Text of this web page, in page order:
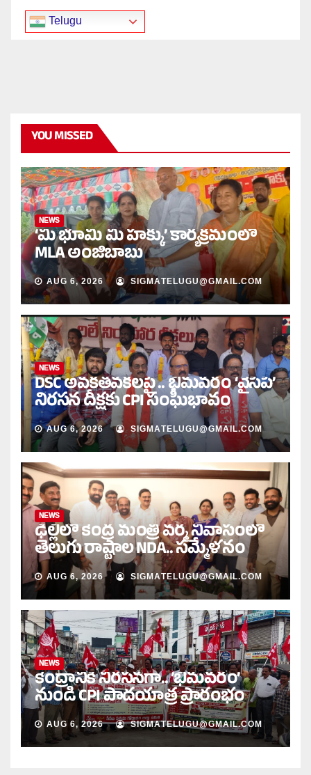
Telugu
YOU MISSED
NEWS
‘మీ భూమి మీ హక్కు’ కార్యక్రమంలో
MLA అంజిబాబు
AUG 6, 2026 SIGMATELUGU@GMAIL.COM
NEWS
DSC అవకతవకలపై .. భీమవరం ‘వైసీపీ’
నిరసన దీక్షకు CPI సంఘీభావం
AUG 6, 2026 SIGMATELUGU@GMAIL.COM
NEWS
ఢిల్లీలో కేంద్ర మంత్రి వర్మ నివాసంలో
తెలుగు రాష్ట్రాల NDA.. సమ్మేళనం
AUG 6, 2026 SIGMATELUGU@GMAIL.COM
NEWS
కేంద్రానికి నిరసనగా.. ‘భీమవరం’
నుండి CPI పాదయాత్ర ప్రారంభం
AUG 6, 2026 SIGMATELUGU@GMAIL.COM